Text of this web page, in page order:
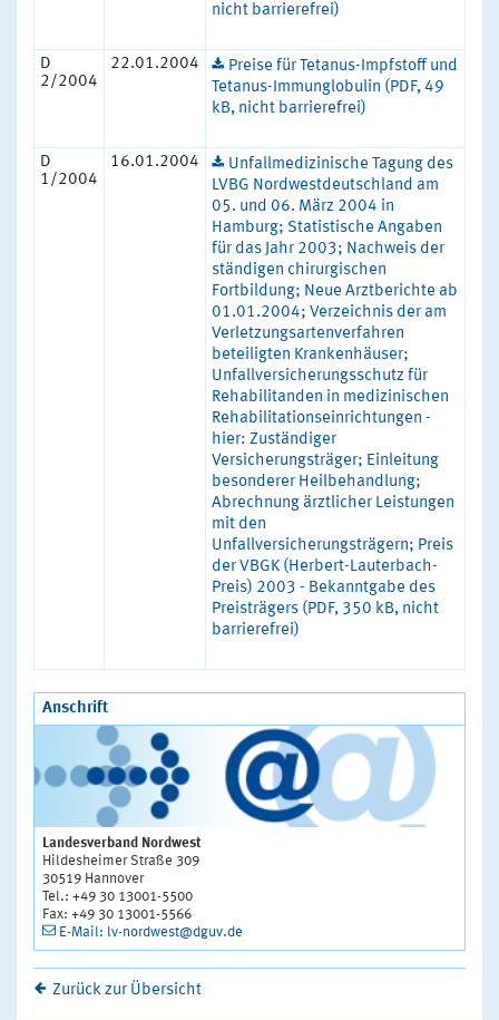
nicht barrierefrei)
D
2/2004
22.01.2004
Preise für Tetanus-Impfstoff und
Tetanus-Immunglobulin (PDF, 49
kB, nicht barrierefrei)
D
1/2004
16.01.2004
Unfallmedizinische Tagung des
LVBG Nordwestdeutschland am
05. und 06. März 2004 in
Hamburg; Statistische Angaben
für das Jahr 2003; Nachweis der
ständigen chirurgischen
Fortbildung; Neue Arztberichte ab
01.01.2004; Verzeichnis der am
Verletzungsartenverfahren
beteiligten Krankenhäuser;
Unfallversicherungsschutz für
Rehabilitanden in medizinischen
Rehabilitationseinrichtungen -
hier: Zuständiger
Versicherungsträger; Einleitung
besonderer Heilbehandlung;
Abrechnung ärztlicher Leistungen
mit den
Unfallversicherungsträgern; Preis
der VBGK (Herbert-Lauterbach-
Preis) 2003 - Bekanntgabe des
Preisträgers (PDF, 350 kB, nicht
barrierefrei)
Anschrift
Landesverband Nordwest
Hildesheimer Straße 309
30519 Hannover
Tel.: +49 30 13001-5500
Fax: +49 30 13001-5566
E-Mail: lv-nordwest@dguv.de
Zurück zur Übersicht